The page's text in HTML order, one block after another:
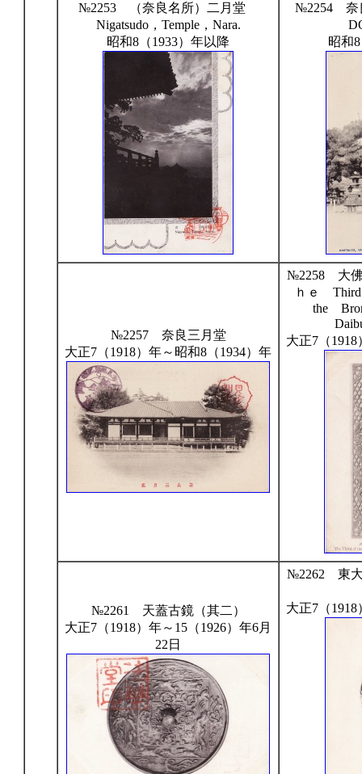
№2253 （奈良名所）二月堂
Nigatsudo，Temple，Nara.
昭和8（1933）年以降
№2254 奈
昭和
№2257 奈良三月堂
大正7（1918）年～昭和8（1934）年
№2258 大
ｈｅ
the
大正7（
№2261 天蓋古鏡（其二）
大正7（1918）年～15（1926）年6月
22日
№2262 東
大正7（